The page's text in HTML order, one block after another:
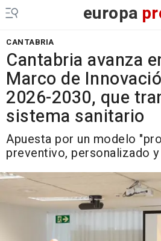
europa
CANTABRIA
Cantabria avanza
Marco de
2026-2030, que
sistema sanitario
Apuesta por un modelo
preventivo, personalizado